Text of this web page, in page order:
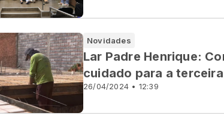
Novidades
26/04/2024 • 12:39
Lar Padre Henrique:
cuidado para a